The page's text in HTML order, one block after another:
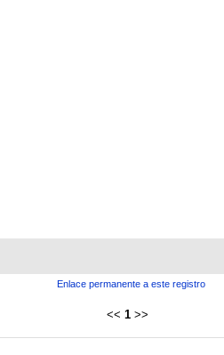
Enlace permanente a este registro
<< 1 >>